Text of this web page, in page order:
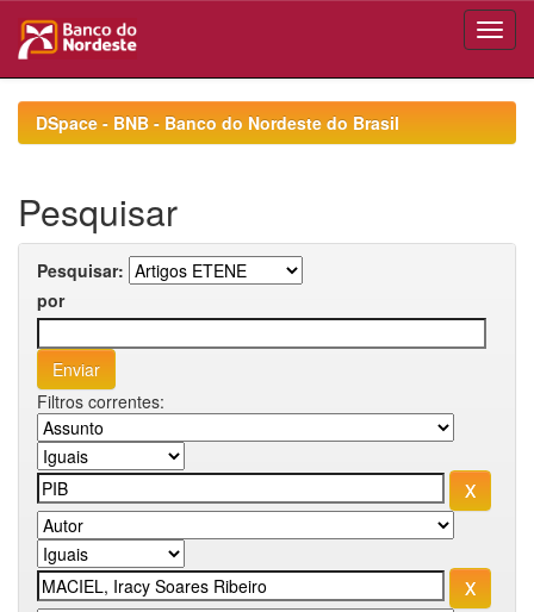
navigationDSpace - BNB - Banco do Nordeste do Brasil
Pesquisar
Pesquisar:
por
Filtros correntes: